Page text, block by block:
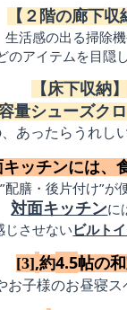
【２階の廊下収
生活感の出る掃除機
のアイテムを目隠
【床下収納】
容量シューズク
あったらうれし
キッチンには、
”配膳・後片付け”が
対面キッチンに
じさせないビルト
[3],約4.5帖の
お子様のお昼寝ス